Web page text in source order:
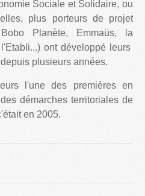
Sociale et Solidaire, ou
plus porteurs de projet
Planète, Emmaüs, la
ont développé leurs
plusieurs années.
l'une des premières en
démarches territoriales de
en 2005.